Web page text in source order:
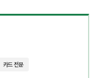
카드 전문